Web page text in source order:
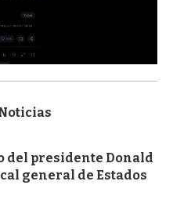
del presidente Donald
general de Estados